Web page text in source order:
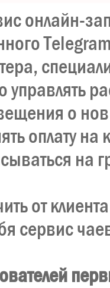
онлайн-
управлять
о
оплату
на
от
сервис